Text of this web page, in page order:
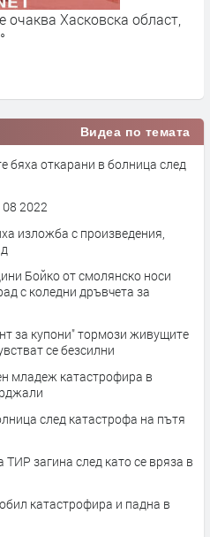
Хасковска област,
Видеа по темата
бяха откарани в болница след
2022
изложба с произведения,
Бойко от смолянско носи
с коледни дръвчета за
за купони" тормози живущите
се безсилни
младеж катастрофира в
след катастрофа на пътя
загина след като се вряза в
катастрофира и падна в